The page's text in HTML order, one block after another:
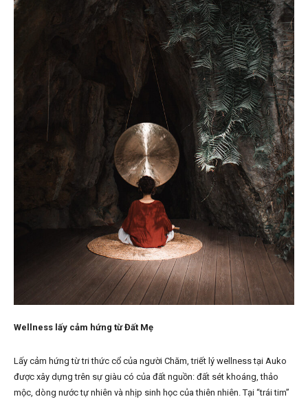
Wellness lấy cảm hứng từ Đất Mẹ
Lấy cảm hứng từ tri thức cổ của người Chăm, triết lý wellness tại Auko
được xây dựng trên sự giàu có của đất nguồn: đất sét khoáng, thảo
mộc, dòng nước tự nhiên và nhịp sinh học của thiên nhiên. Tại “trái tim”